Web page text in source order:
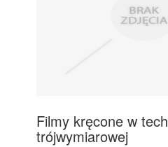
Filmy kręcone w
trójwymiarowej